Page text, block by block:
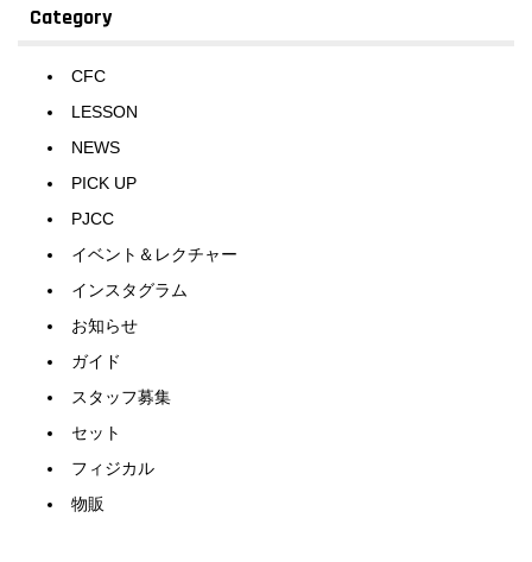
Category
CFC
LESSON
NEWS
PICK UP
PJCC
イベント＆レクチャー
インスタグラム
お知らせ
ガイド
スタッフ募集
セット
フィジカル
物販